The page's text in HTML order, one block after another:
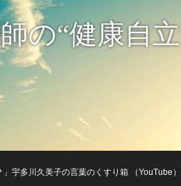
の“健康自
」宇多川久美子の言葉のくすり箱 （YouTube